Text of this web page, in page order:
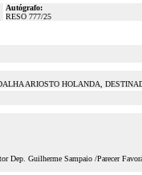
Autógrafo:
RESO 777/25
ARIOSTO HOLANDA,
Dep. Guilherme Sampaio /Parecer